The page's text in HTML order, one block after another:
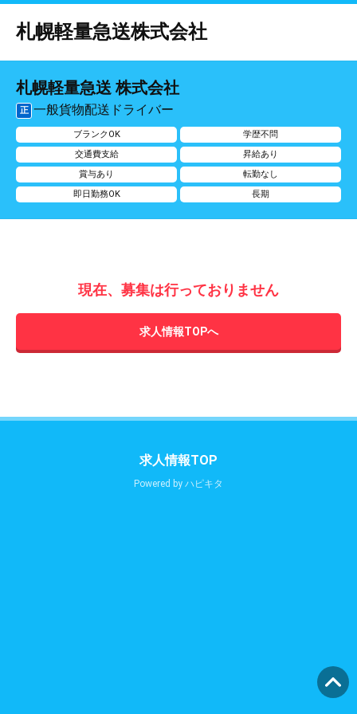
札幌軽量急送株式会社
札幌軽量急送 株式会社
正 一般貨物配送ドライバー
ブランクOK
学歴不問
交通費支給
昇給あり
賞与あり
転勤なし
即日勤務OK
長期
現在、募集は行っておりません
求人情報TOPへ
求人情報TOP
Powered by ハピキタ